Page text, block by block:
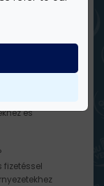
kulccsal
és
fizetéssel